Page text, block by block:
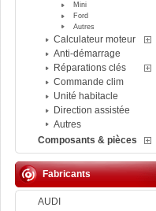
Mini
Ford
Autres
Calculateur moteur
Anti-démarrage
Réparations clés
Commande clim
Unité habitacle
Direction assistée
Autres
Composants & pièces
Fabricants
AUDI